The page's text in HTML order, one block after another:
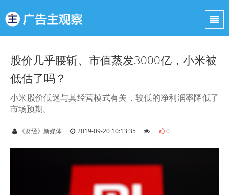
股价几乎腰斩、市值蒸发3000亿，小米被
低估了吗？
小米股价低迷与其经营模式有关，较低的净利润率降低了
市场预期。
《财经》新媒体 2019-09-20 10:13:35 0